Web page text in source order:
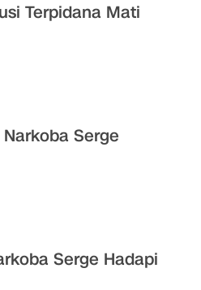
Terpidana Mati
Serge
Serge Hadapi